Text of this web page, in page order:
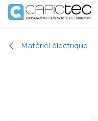
Skip to Content
Matériel électrique